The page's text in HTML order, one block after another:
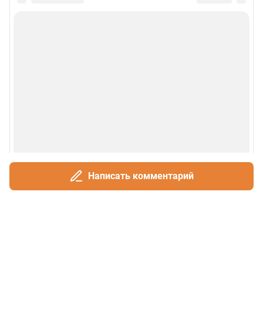
Написать комментарий